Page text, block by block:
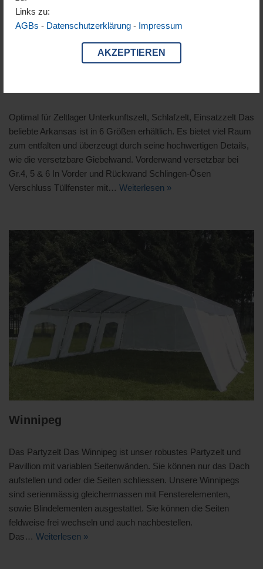
Links zu:
AGBs - Datenschutzerklärung - Impressum
AKZEPTIEREN
Optimal für Zeltlager Unterkunftszelt, Schlafzelt, Einsatzzelt Das
beliebte Arkansas ist in 6 Größen erhältlich. Es bietet viel Raum
zum entfalten und überzeugt durch seine hochwertigen Details,
wie die versetzbare Giebelwand. Vorderwand versetzbar bei
Gr.4, 5 & 6 In Vorder und Rückwand Schlingen-Ösen
Verschluss Tüllfenster mit… Weiterlesen »
Winnipeg
Das Partyzelt Das Winnipeg ist unser robustes Partyzelt und
Pavillion mit variablen Seitenwänden. Sie können nur das Dach
aufstellen und oder die Seiten schliessen. Unsere Winnipegs
sind serienmässig gleichermassen mit Fensterelementen,
sowie Blindelementen ausgestattet. Sie können die Seiten
feldweise frei wechseln und auch nachbestellen.
Das… Weiterlesen »